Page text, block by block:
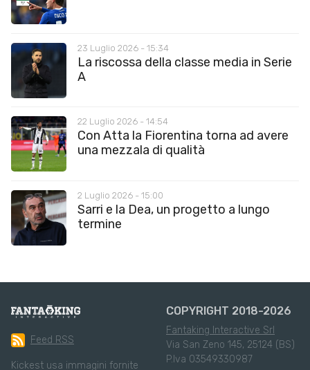
23 Luglio 2026 - 15:34
La riscossa della classe media in Serie
A
22 Luglio 2026 - 14:54
Con Atta la Fiorentina torna ad avere
una mezzala di qualità
2 Luglio 2026 - 15:00
Sarri e la Dea, un progetto a lungo
termine
Feed RSS
Kickest usa immagini fornite
COPYRIGHT 2018-2026
Fantaking Interactive Srl
Via San Zeno 145, 25124 (BS)
P.Iva 03549330987